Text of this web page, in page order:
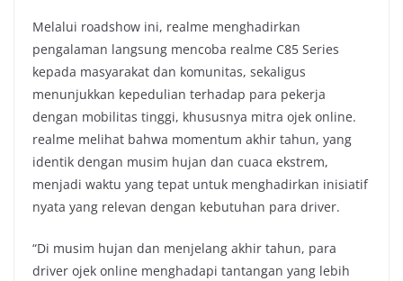
Melalui roadshow ini, realme menghadirkan
pengalaman langsung mencoba realme C85 Series
kepada masyarakat dan komunitas, sekaligus
menunjukkan kepedulian terhadap para pekerja
dengan mobilitas tinggi, khususnya mitra ojek online.
realme melihat bahwa momentum akhir tahun, yang
identik dengan musim hujan dan cuaca ekstrem,
menjadi waktu yang tepat untuk menghadirkan inisiatif
nyata yang relevan dengan kebutuhan para driver.
“Di musim hujan dan menjelang akhir tahun, para
driver ojek online menghadapi tantangan yang lebih